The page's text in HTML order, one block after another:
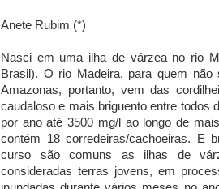
Anete Rubim (*)
Nasci em uma ilha de várzea no rio
Brasil). O rio Madeira, para quem
Amazonas, portanto, vem das
caudaloso e mais briguento entre todos
por ano até 3500 mg/l ao longo de
contém 18 corredeiras/cachoeiras. E
curso são comuns as ilhas de
consideradas terras jovens, em